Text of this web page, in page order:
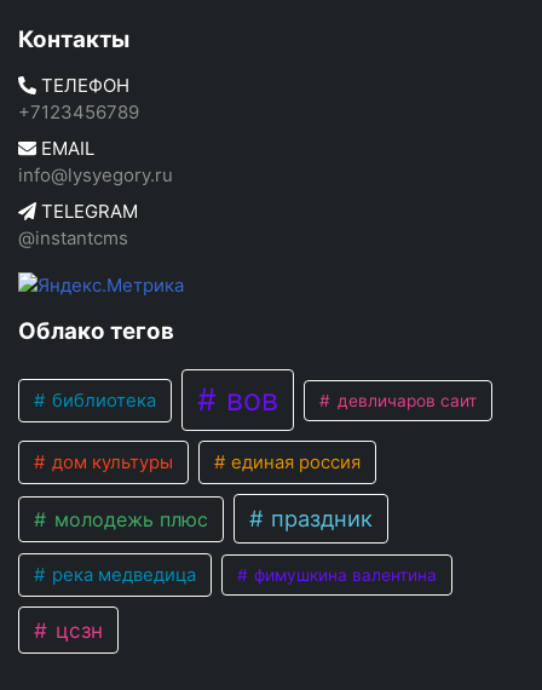
Контакты
ТЕЛЕФОН
+7123456789
EMAIL
info@lysyegory.ru
TELEGRAM
@instantcms
Облако тегов
библиотека вов девличаров саит
дом культуры единая россия
молодежь плюс праздник
река медведица фимушкина валентина
цсзн